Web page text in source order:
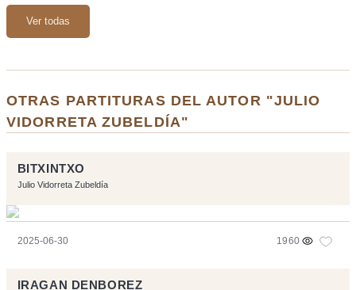
Ver todas
OTRAS PARTITURAS DEL AUTOR "JULIO
VIDORRETA ZUBELDÍA"
BITXINTXO
Julio Vidorreta Zubeldía
2025-06-30 1960
IRAGAN DENBOREZ